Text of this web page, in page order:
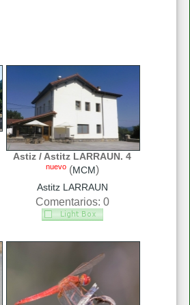
Astiz / Astitz LARRAUN. 4
nuevo(MCM)
Astitz LARRAUN
Comentarios: 0